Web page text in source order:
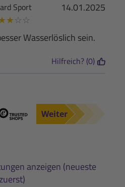
14.01.2025
Sport
★☆☆
Wasserlöslich sein.
Hilfreich? (0)
Weiter
anzeigen (neueste
zuerst)